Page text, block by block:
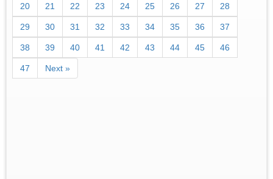
20 21 22 23 24 25 26 27 28
29 30 31 32 33 34 35 36 37
38 39 40 41 42 43 44 45 46
47 Next »